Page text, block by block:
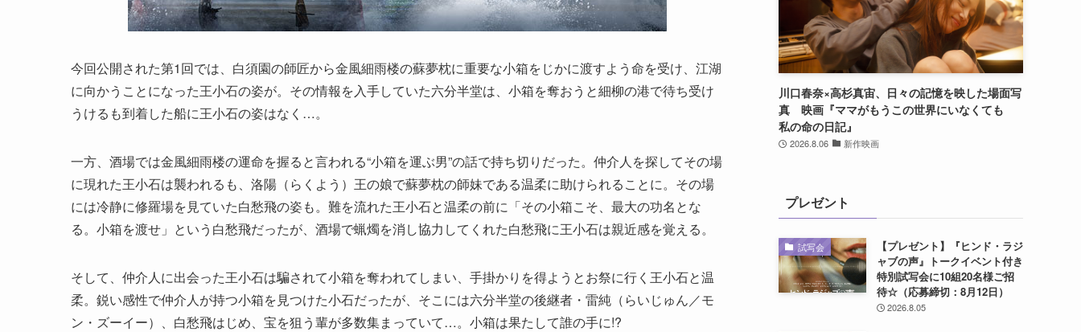
今回公開された第1回では、白須園の師匠から金風細雨楼の蘇夢枕に重要な小箱をじかに渡すよう命を受け、江湖
に向かうことになった王小石の姿が。その情報を入手していた六分半堂は、小箱を奪おうと細柳の港で待ち受け
うけるも到着した船に王小石の姿はなく…。
一方、酒場では金風細雨楼の運命を握ると言われる“小箱を運ぶ男”の話で持ち切りだった。仲介人を探してその場
に現れた王小石は襲われるも、洛陽（らくよう）王の娘で蘇夢枕の師妹である温柔に助けられることに。その場
には冷静に修羅場を見ていた白愁飛の姿も。難を流れた王小石と温柔の前に「その小箱こそ、最大の功名とな
る。小箱を渡せ」という白愁飛だったが、酒場で蝋燭を消し協力してくれた白愁飛に王小石は親近感を覚える。
そして、仲介人に出会った王小石は騙されて小箱を奪われてしまい、手掛かりを得ようとお祭に行く王小石と温
柔。鋭い感性で仲介人が持つ小箱を見つけた小石だったが、そこには六分半堂の後継者・雷純（らいじゅん／モ
ン・ズーイー）、白愁飛はじめ、宝を狙う輩が多数集まっていて…。小箱は果たして誰の手に!?
川口春奈×高杉真宙、日々の記憶を映した場面写
真 映画『ママがもうこの世界にいなくても
私の命の日記』
2026.8.06 新作映画
プレゼント
試写会
【プレゼント】『ヒンド・ラジ
ャブの声』トークイベント付き
特別試写会に10組20名様ご招
待☆（応募締切：8月12日）
2026.8.05